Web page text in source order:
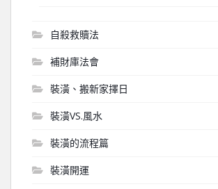
自殺救贖法
補財庫法會
裝潢、搬新家擇日
裝潢VS.風水
裝潢的流程篇
裝潢開運